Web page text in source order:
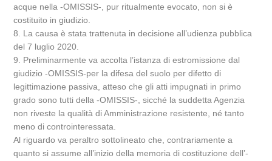
acque nella -OMISSIS-, pur ritualmente evocato, non si è
costituito in giudizio.
8. La causa è stata trattenuta in decisione all’udienza pubblica
del 7 luglio 2020.
9. Preliminarmente va accolta l’istanza di estromissione dal
giudizio -OMISSIS-per la difesa del suolo per difetto di
legittimazione passiva, atteso che gli atti impugnati in primo
grado sono tutti della -OMISSIS-, sicché la suddetta Agenzia
non riveste la qualità di Amministrazione resistente, né tanto
meno di controinteressata.
Al riguardo va peraltro sottolineato che, contrariamente a
quanto si assume all’inizio della memoria di costituzione dell’-